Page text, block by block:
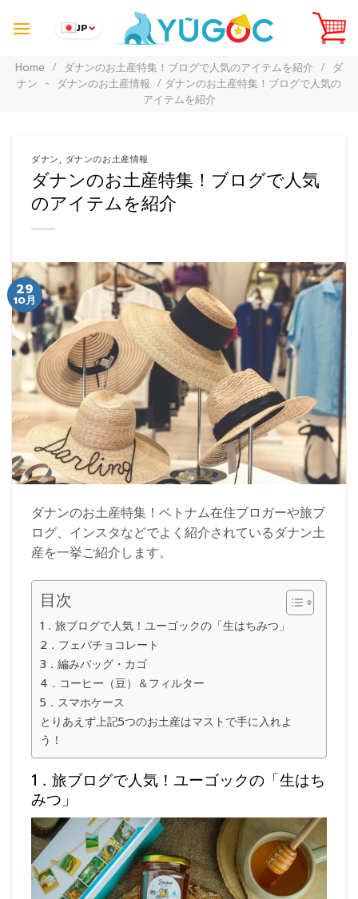
JP
Home / ダナンのお土産特集！ブログで人気のアイテムを紹介 / ダ
ナン - ダナンのお土産情報 / ダナンのお土産特集！ブログで人気の
アイテムを紹介
ダナン, ダナンのお土産情報
ダナンのお土産特集！ブログで人気
のアイテムを紹介
29
10月
ダナンのお土産特集！ベトナム在住ブロガーや旅ブ
ログ、インスタなどでよく紹介されているダナン土
産を一挙ご紹介します。
目次
1．旅ブログで人気！ユーゴックの「生はちみつ」
2．フェバチョコレート
3．編みバッグ・カゴ
4．コーヒー（豆）＆フィルター
5．スマホケース
とりあえず上記5つのお土産はマストで手に入れよ
う！
1．旅ブログで人気！ユーゴックの「生はち
みつ」